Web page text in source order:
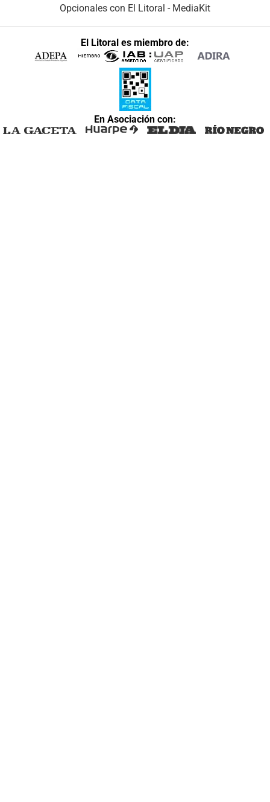
Opcionales con El Litoral - MediaKit
El Litoral es miembro de:
En Asociación con: